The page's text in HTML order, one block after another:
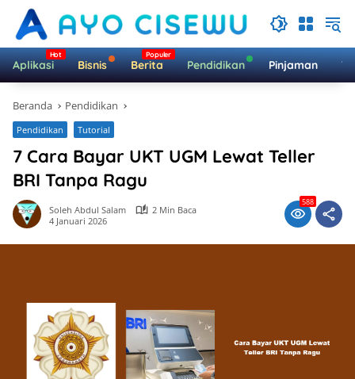
Langsung
konten
Aplikasi Bisnis Berita Pendidikan Pinjaman
Beranda Pendidikan
Pendidikan Tutorial
7 Cara Bayar UKT UGM Lewat Teller
BRI Tanpa Ragu
Soleh Abdul Salam
2 Min Baca
4 Januari 2026
588